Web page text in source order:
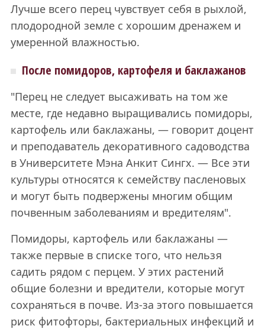
Лучше всего перец чувствует себя в рыхлой,
плодородной земле с хорошим дренажем и
умеренной влажностью.
После помидоров, картофеля и баклажанов
"Перец не следует высаживать на том же
месте, где недавно выращивались помидоры,
картофель или баклажаны, — говорит доцент
и преподаватель декоративного садоводства
в Университете Мэна Анкит Сингх. — Все эти
культуры относятся к семейству пасленовых
и могут быть подвержены многим общим
почвенным заболеваниям и вредителям".
Помидоры, картофель или баклажаны —
также первые в списке того, что нельзя
садить рядом с перцем. У этих растений
общие болезни и вредители, которые могут
сохраняться в почве. Из-за этого повышается
риск фитофторы, бактериальных инфекций и